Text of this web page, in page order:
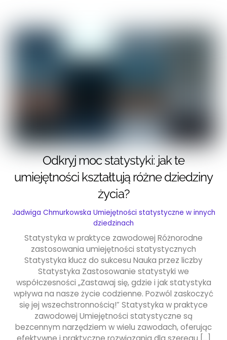
Odkryj moc statystyki: jak te
umiejętności kształtują różne dziedziny
życia?
Jadwiga Chmurkowska Umiejętności statystyczne w innych
dziedzinach
Statystyka w praktyce zawodowej Różnorodne
zastosowania umiejętności statystycznych
Statystyka klucz do sukcesu Nauka przez liczby
Statystyka Zastosowanie statystyki we
współczesności „Zastawaj się, gdzie i jak statystyka
wpływa na nasze życie codzienne. Pozwól zaskoczyć
się jej wszechstronnością!” Statystyka w praktyce
zawodowej Umiejętności statystyczne są
bezcennym narzędziem w wielu zawodach, oferując